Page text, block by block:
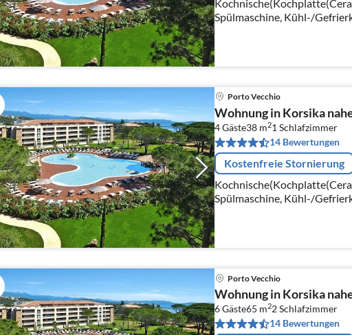
Spülmaschine, Kühl-/
Wohn/
Porto Vecchio
Wohnung in Korsika
4 Gäste38 m21 Schlafzimmer
14 Bewertungen
Kostenfreie Stornierung
Spülmaschine, Kühl-/
Wohn/
Porto Vecchio
Wohnung in Korsika
6 Gäste65 m22Schlafzimmer
14 Bewertungen